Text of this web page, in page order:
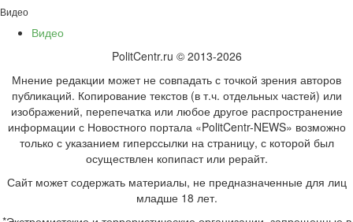
Видео
Видео
PolitCentr.ru © 2013-2026
Мнение редакции может не совпадать с точкой зрения авторов
публикаций. Копирование текстов (в т.ч. отдельных частей) или
изображений, перепечатка или любое другое распространение
информации с Новостного портала «PolitCentr-NEWS» возможно
только с указанием гиперссылки на страницу, с которой был
осуществлен копипаст или рерайт.
Сайт может содержать материалы, не предназначенные для лиц
младше 18 лет.